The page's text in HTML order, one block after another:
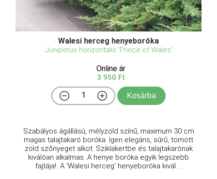
Walesi herceg henyeboróka
Juniperus horizontalis 'Prince of Wales'
Online ár
3 950 Ft
Kosárba
Szabályos ágállású, mélyzöld színű, maximum 30 cm
magas talajtakaró boróka. Igen elegáns, sűrű, tömött
zöld szőnyeget alkot. Sziklakertbe és talajtakarónak
kiválóan alkalmas. A henye boróka egyik legszebb
fajtája! A 'Walesi herceg' henyeboróka kivál ...